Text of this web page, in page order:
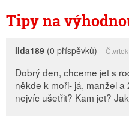
Tipy na
lida189 (0 příspěvků)
Dobrý den, chceme jet s
někde k moři- já, manžel
nejvíc ušetřit? Kam jet?